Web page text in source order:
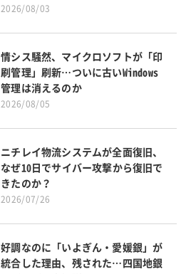
2026/08/03
情シス騒然、マイクロソフトが「印
刷管理」刷新…ついに古いWindows
管理は消えるのか
2026/08/05
ニチレイ物流システムが全面復旧、
なぜ10日でサイバー攻撃から復旧で
きたのか？
2026/07/26
好調なのに「いよぎん・愛媛銀」が
統合した理由、残された…四国地銀